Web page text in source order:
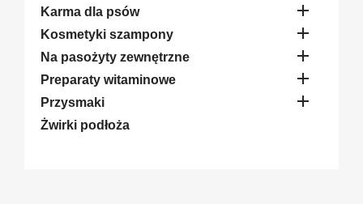
Karma dla psów 
Kosmetyki szampony 
Na pasożyty zewnętrzne 
Preparaty witaminowe 
Przysmaki 
Żwirki podłoża